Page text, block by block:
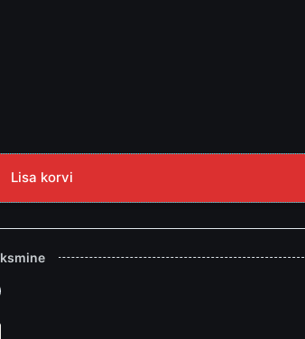
Lisa korvi